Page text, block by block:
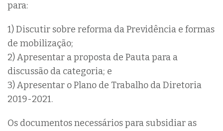
para:
1) Discutir sobre reforma da Previdência e formas
de mobilização;
2) Apresentar a proposta de Pauta para a
discussão da categoria; e
3) Apresentar o Plano de Trabalho da Diretoria
2019-2021.
Os documentos necessários para subsidiar as